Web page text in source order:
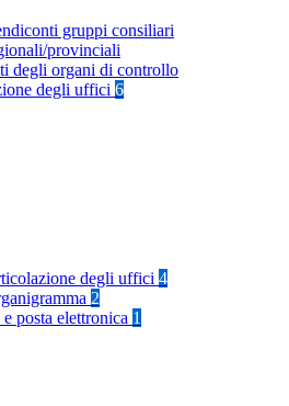
gruppi consiliari
provinciali
degli organi di controllo
degli uffici 6
degli uffici 4
2
posta elettronica 1